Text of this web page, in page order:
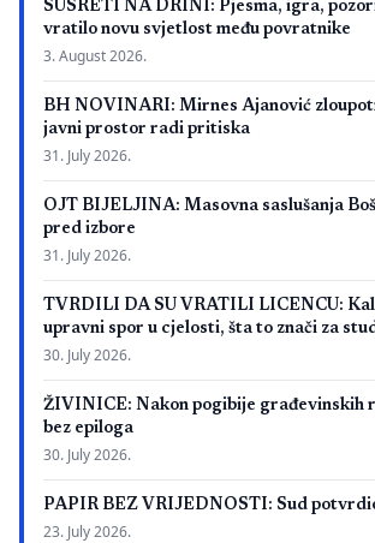
radovi i izdvajanja iz budžeta Tuzlanskog
SUSRETI NA DRINI: Pjesma, igra,
vratilo novu svjetlost među povratnike
3. August 2026.
BH NOVINARI: Mirnes Ajanović
javni prostor radi pritiska
31. July 2026.
OJT BIJELJINA: Masovna saslušanja
pred izbore
31. July 2026.
TVRDILI DA SU VRATILI LICENCU:
upravni spor u cjelosti, šta to znači za
30. July 2026.
ŽIVINICE: Nakon pogibije građevinskih
bez epiloga
30. July 2026.
PAPIR BEZ VRIJEDNOSTI: Sud
23. July 2026.